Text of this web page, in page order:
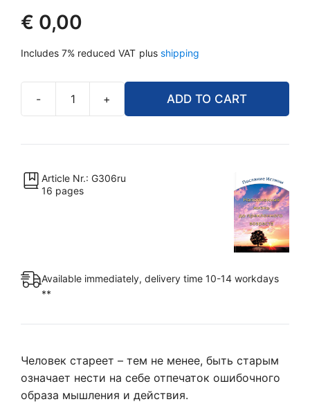
€ 0,00
Includes 7% reduced VAT plus shipping
-
Наполненная
вплоть
преклонного
+ ADD TO CART
Article Nr.: G306ru
16 pages
Available immediately, delivery time 10-14 workdays
**
Человек стареет – тем не менее, быть старым
означает нести на себе отпечаток ошибочного
образа мышления и действия.